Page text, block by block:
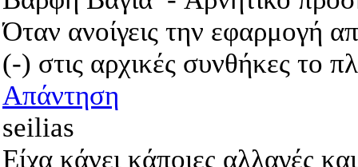
Όταν ανοίγεις την εφαρμογή
(-) στις αρχικές συνθήκες το
Απάντηση
seilias
Είχα κάνει κάποιες αλλαγές